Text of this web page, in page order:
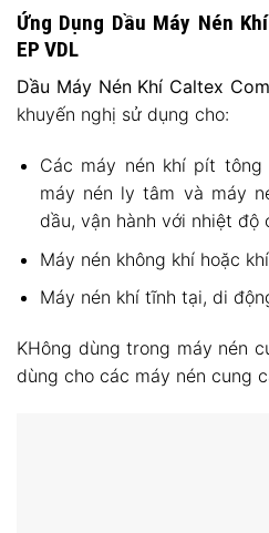
Ứng Dụng Dầu Máy Nén
EP VDL
Dầu Máy Nén Khí Caltex
khuyến nghị sử dụng cho:
Các máy nén khí pít
máy nén ly tâm và máy
dầu, vận hành với nhiệt độ
Máy nén không khí hoặc
Máy nén khí tĩnh tại, di
KHông dùng trong máy nén
dùng cho các máy nén cung